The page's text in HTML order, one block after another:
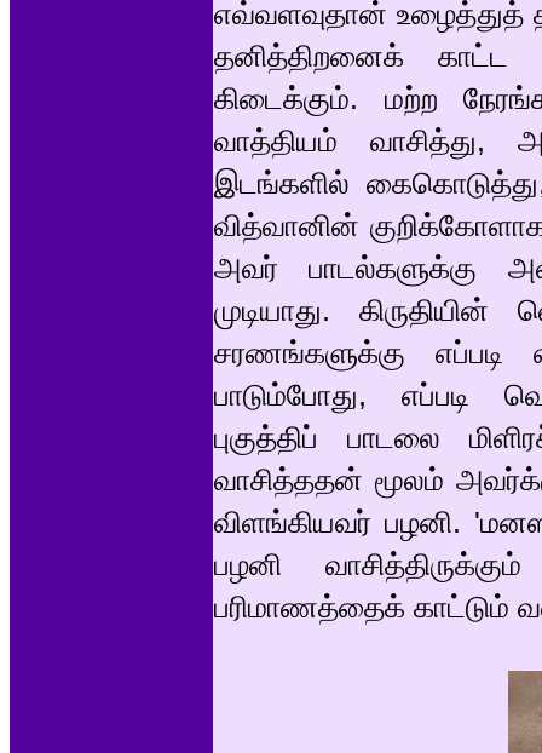
எவ்வளவுதான் உழைத்துத்
தனித்திறனைக் காட்ட
கிடைக்கும். மற்ற
வாத்தியம்
இடங்களில் கைகொடுத்து,
வித்வானின் குறிக்கோளாக
அவர் பாடல்களுக்கு
முடியாது.
சரணங்களுக்கு எப்படி
பாடும்போது, எப்படி
புகுத்திப் பாடலை
வாசித்ததன் மூலம்
விளங்கியவர் பழனி.
பழனி
பரிமாணத்தைக் காட்டும்